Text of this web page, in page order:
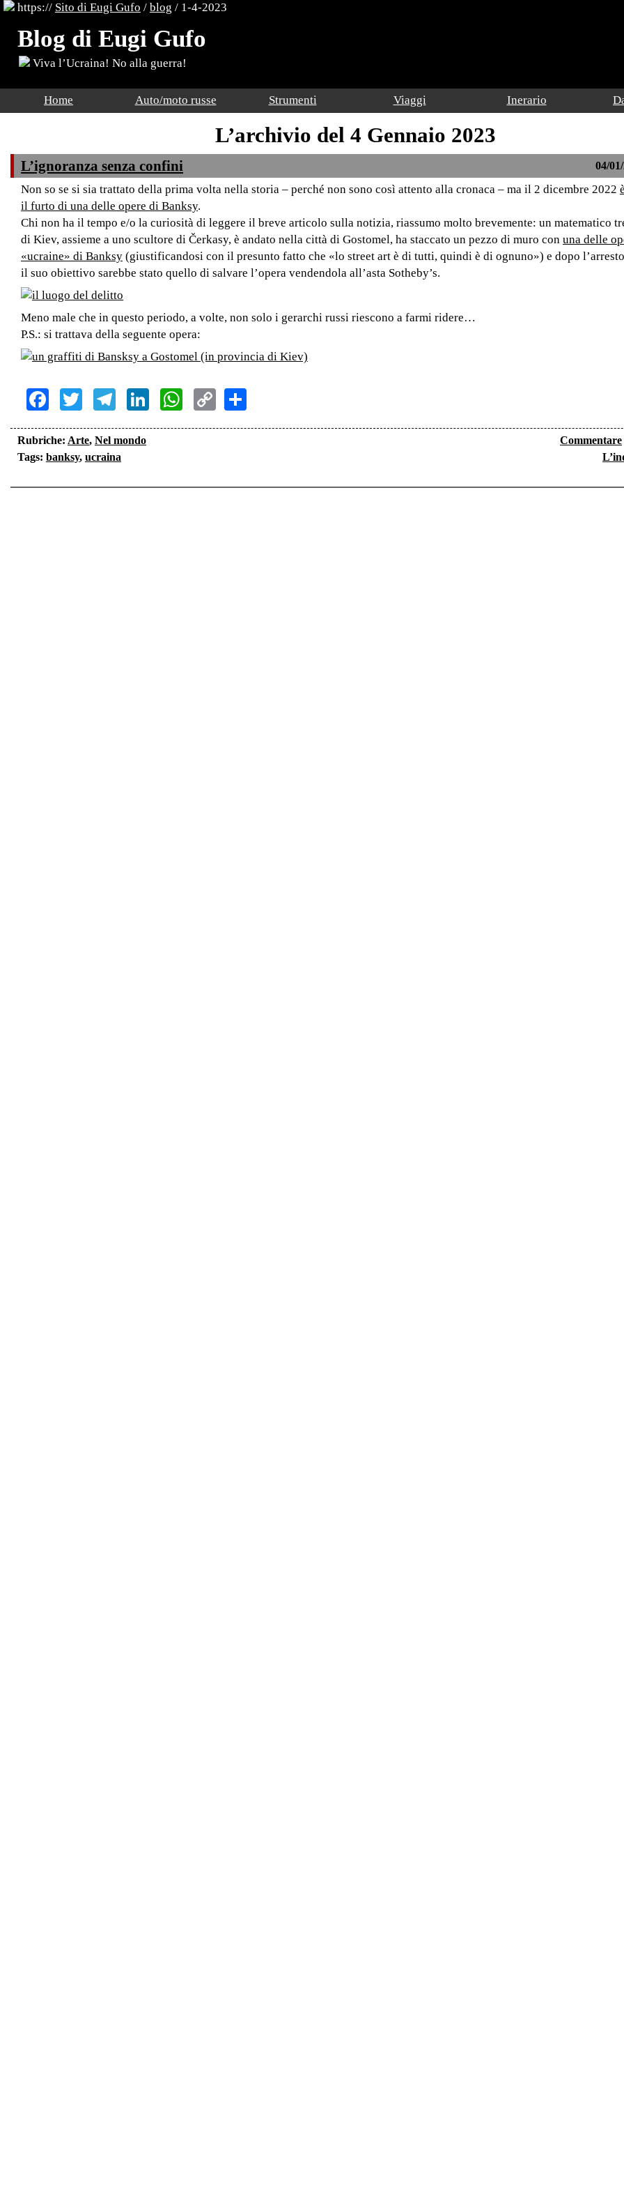
https:// Sito di Eugi Gufo / blog / 1-4-2023
Blog di Eugi Gufo
Viva l’Ucraina! No alla guerra!
Home Auto/moto russe Strumenti Viaggi Inerario
L’archivio del 4 Gennaio 2023
L’ignoranza senza confini 04/
Non so se si sia trattato della prima volta nella storia – perché non sono così attento alla cronaca – ma il 2 dicembre 2022
il furto di una delle opere di Banksy.
Chi non ha il tempo e/o la curiosità di leggere il breve articolo sulla notizia, riassumo molto brevemente: un matematico
di Kiev, assieme a uno scultore di Čerkasy, è andato nella città di Gostomel, ha staccato un pezzo di muro con una delle
«ucraine» di Banksy (giustificandosi con il presunto fatto che «lo street art è di tutti, quindi è di ognuno») e dopo
il suo obiettivo sarebbe stato quello di salvare l’opera vendendola all’asta Sotheby’s.
Meno male che in questo periodo, a volte, non solo i gerarchi russi riescono a farmi ridere…
P.S.: si trattava della seguente opera:
Facebook
TwitterTelegram
LinkedInWhatsApp
Copy
Link
Rubriche: Arte, Nel mondo
Tags: banksy, ucraina
Commentare